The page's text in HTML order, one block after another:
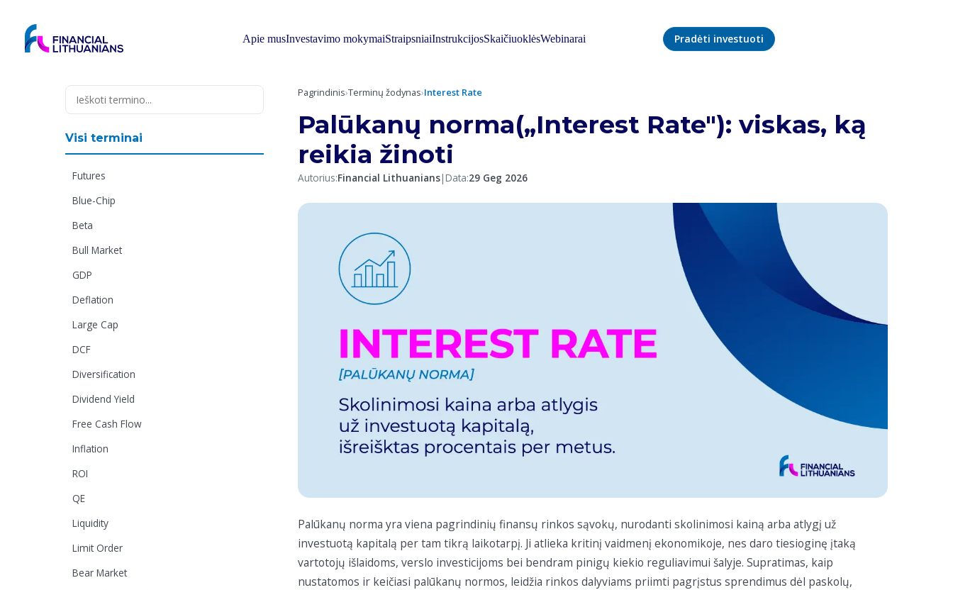
content
Apie musInvestavimo mokymaiStraipsniaiInstrukcijosSkaičiuoklėsWebinarai Pradėti investuoti
Visi terminai
Futures
Blue-Chip
Beta
Bull Market
GDP
Deflation
Large Cap
DCF
Diversification
Dividend Yield
Free Cash Flow
Inflation
ROI
QE
Liquidity
Limit Order
Bear Market
Pagrindinis›Terminų žodynas›Interest Rate
Palūkanų norma(„Interest Rate"): viskas, ką
reikia žinoti
Autorius:Financial Lithuanians| Data:29 Geg 2026
Palūkanų norma yra viena pagrindinių finansų rinkos sąvokų, nurodanti skolinimosi kainą arba atlygį už
investuotą kapitalą per tam tikrą laikotarpį. Ji atlieka kritinį vaidmenį ekonomikoje, nes daro tiesioginę įtaką
vartotojų išlaidoms, verslo investicijoms bei bendram pinigų kiekio reguliavimui šalyje. Supratimas, kaip
nustatomos ir keičiasi palūkanų normos, leidžia rinkos dalyviams priimti pagrįstus sprendimus dėl paskolų,